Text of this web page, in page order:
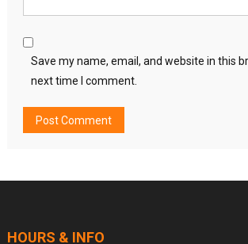
Save my name, email, and website in this
next time I comment.
HOURS & INFO